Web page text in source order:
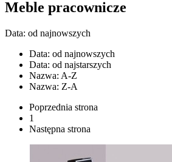
Meble pracownicze
Data: od najnowszych
Data: od najnowszych
Data: od najstarszych
Nazwa: A-Z
Nazwa: Z-A
Poprzednia strona
1
Następna strona